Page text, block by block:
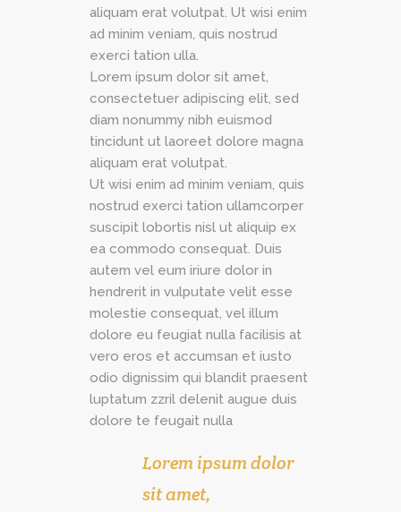
aliquam erat volutpat. Ut wisi enim
ad minim veniam, quis nostrud
exerci tation ulla.
Lorem ipsum dolor sit amet,
consectetuer adipiscing elit, sed
diam nonummy nibh euismod
tincidunt ut laoreet dolore magna
aliquam erat volutpat.
Ut wisi enim ad minim veniam, quis
nostrud exerci tation ullamcorper
suscipit lobortis nisl ut aliquip ex
ea commodo consequat. Duis
autem vel eum iriure dolor in
hendrerit in vulputate velit esse
molestie consequat, vel illum
dolore eu feugiat nulla facilisis at
vero eros et accumsan et iusto
odio dignissim qui blandit praesent
luptatum zzril delenit augue duis
dolore te feugait nulla
Lorem ipsum dolor
sit amet,